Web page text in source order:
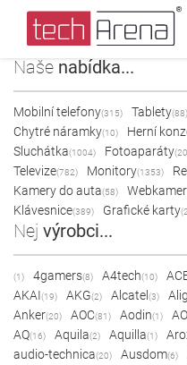
Naše nabídka...
Mobilní telefony(315) Tablety(88)
Chytré náramky(10) Herní
Sluchátka(1004) Fotoaparáty
Televize(782) Monitory(1353)
Kamery do auta(58)
Klávesnice(389) Grafické karty
Nej výrobci...
(1) 4gamers(8) A4tech(10)
AKAI(19) AKG(2) Alcatel (3)
Anker(20) AOC(81) Aodin(1)
AQ(16) Aquila(2) Aquilla(1)
audio-technica(20) Ausdom(6)